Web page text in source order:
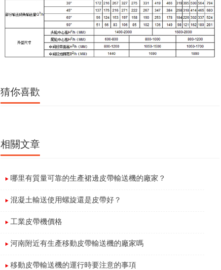
猜你喜歡
相關文章
哪里有質量可靠的生產裙邊皮帶輸送機的廠家？
混凝土輸送使用螺旋還是皮帶好？
工業皮帶機價格
河南附近有生產移動皮帶輸送機的廠家嗎
移動皮帶輸送機的運行時要注意的事項